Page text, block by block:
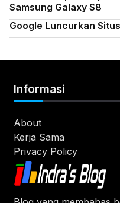
Samsung Galaxy S8
Google Luncurkan
Informasi
About
Kerja Sama
Privacy Policy